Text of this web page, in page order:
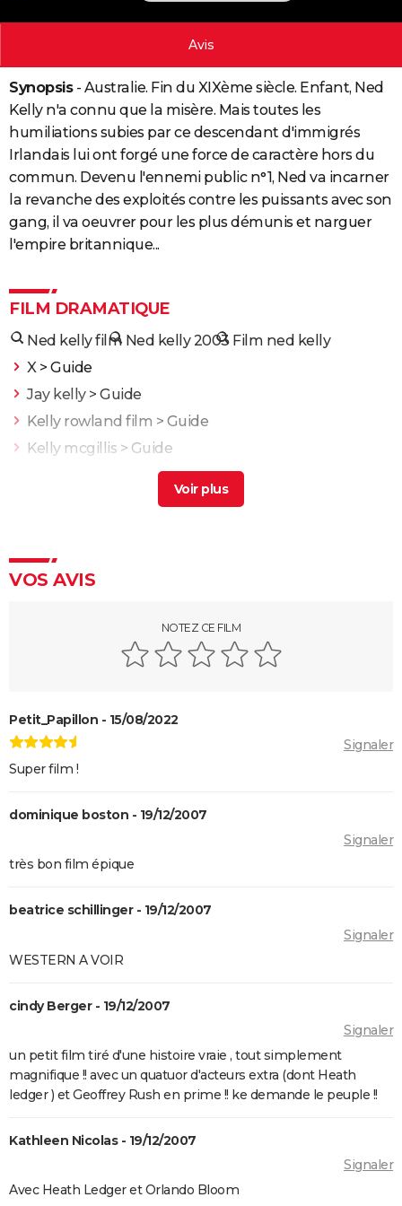
PHOTO
BONS PLANS
CARTE DE VOEUX
Carte de Noël
Carte Bonne année
Carte Saint-Valentin
Carte Pâques
Carte d'anniversaire
Dictionnaire
Biographies
Citations
Expressions
Proverbes
PROGRAMME TV
COPAINS D'AVANT
FORUM
Bricolage
Lifestyle
Culture
Sport
Auto
Television
Voyage
Cinema
Avis
Synopsis- Australie. Fin du XIXème siècle. Enfant, Ned
Kelly n'a connu que la misère. Mais toutes les
humiliations subies par ce descendant d'immigrés
Irlandais lui ont forgé une force de caractère hors du
commun. Devenu l'ennemi public n°1, Ned va incarner
la revanche des exploités contre les puissants avec son
gang, il va oeuvrer pour les plus démunis et narguer
l'empire britannique...
FILM DRAMATIQUE
Ned kelly film Ned kelly 2003 Film ned kelly
X > Guide
Jay kelly> Guide
Kelly rowland film > Guide
Kelly mcgillis > Guide
Prisoners : vous n'avez pas tout compris ? La fin du
film de Denis Villeneuve expliquée
Anatomie d'une chute : Sandra a-t-elle vraiment tué
son mari ? Ce qu'en dit la réalisatrice Justine Triet
streaming, avis...
Voyage au bout de l'enfer
Benedetta : le film troublant avec Virginie Efira est-il
Forrest Gump : une erreur se cache dans le film,
Borgo : intrigue, histoire vraie, casting, avis... Les infos
"Sexy", "navrant"... "Babygirl", thriller érotique porté
Titanic : "ça a été un cauchemar à tourner", Kate
devenue culte
The Brutalist : la critique est unanime, voici pourquoi
il faut absolument voir ce film au cinéma
La Haine
annonce, seance, streaming...
"Babylon" : critiques, séances, avis, casting,
VOS AVIS
NOTEZ CE FILM
Petit_Papillon - 15/08/2022
Signaler
Super film !
dominique boston - 19/12/2007
Signaler
très bon film épique
beatrice schillinger - 19/12/2007
Signaler
WESTERN A VOIR
cindy Berger - 19/12/2007
Signaler
un petit film tiré d'une histoire vraie , tout simplement
magnifique !! avec un quatuor d'acteurs extra (dont Heath
ledger ) et Geoffrey Rush en prime !! ke demande le peuple !!
Kathleen Nicolas - 19/12/2007
Signaler
Avec Heath Ledger et Orlando Bloom